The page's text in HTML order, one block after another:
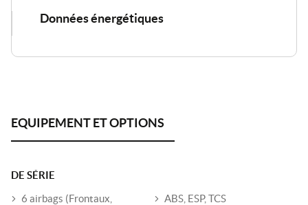
Données énergétiques
DE SÉRIE
6 airbags (Frontaux,
ABS, ESP, TCS